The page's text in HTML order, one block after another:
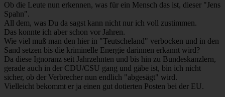
Ob die Leute nun erkennen, was für ein Mensch das ist, dieser "Jens
Spahn".
All dem, was Du da sagst kann nicht nur ich voll zustimmen.
Das konnte ich aber schon vor Jahren.
Wie viel muß man den hier in "Teutscheland" verbocken und in den
Sand setzen bis die kriminelle Energie darinnen erkannt wird?
Da diese Ignoranz seit Jahrzehnten und bis hin zu Bundeskanzlern,
gerade auch in der CDU/CSU gang und gäbe ist, bin ich nicht
sicher, ob der Verbrecher nun endlich "abgesägt" wird.
Vielleicht bekommt er ja einen gut dotierten Posten bei der EU.